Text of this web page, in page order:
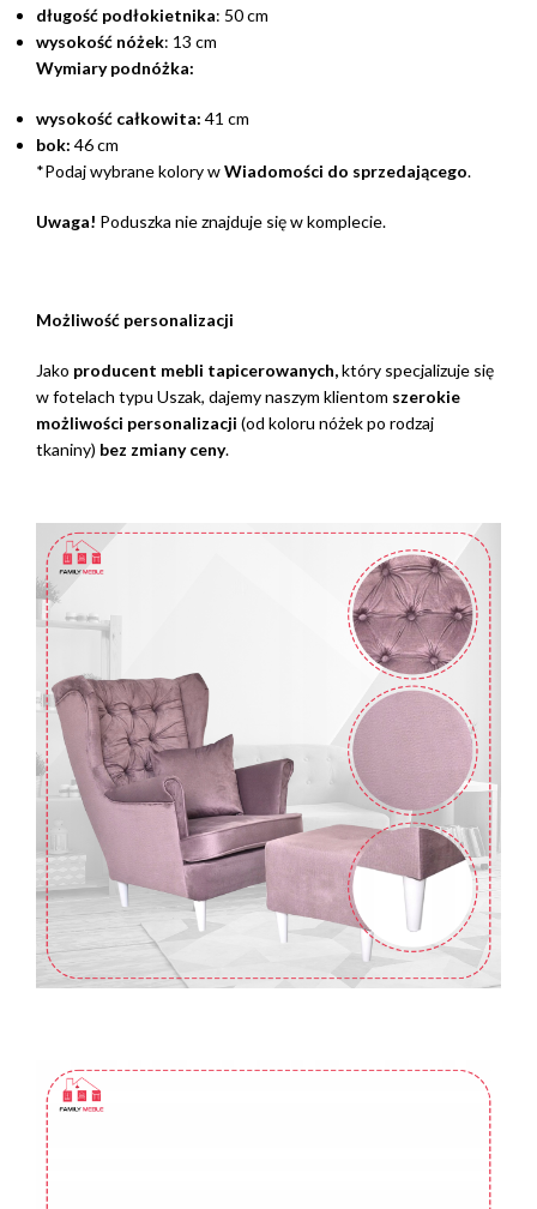
długość podłokietnika: 50 cm
wysokość nóżek: 13 cm
Wymiary podnóżka:
wysokość całkowita: 41 cm
bok: 46 cm
*Podaj wybrane kolory wWiadomości do sprzedającego.
Uwaga! Poduszka nie znajduje się w komplecie.
Możliwość personalizacji
Jako producent mebli tapicerowanych,który specjalizuje się
w fotelach typu Uszak, dajemy naszym klientom szerokie
możliwości personalizacji (od koloru nóżek po rodzaj
tkaniny) bez zmiany ceny.